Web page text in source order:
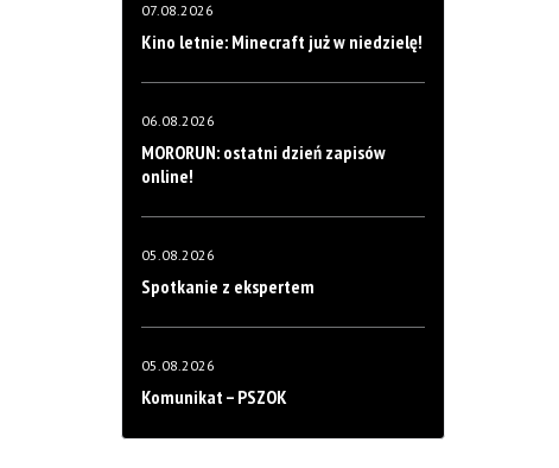
07.08.2026
Kino letnie: Minecraft już w niedzielę!
06.08.2026
MORORUN: ostatni dzień zapisów
online!
05.08.2026
Spotkanie z ekspertem
05.08.2026
Komunikat – PSZOK